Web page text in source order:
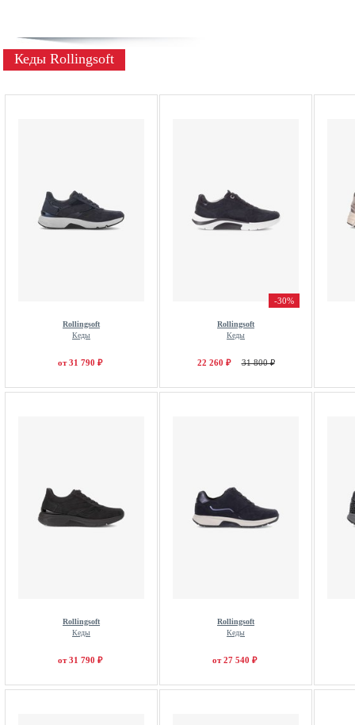
Кеды Rollingsoft
Rollingsoft
Кеды
от 31 790 ₽
-30%
Rollingsoft
Кеды
22 260 ₽ 31 800 ₽
Rollingsoft
Кеды
от 31 790 ₽
Rollingsoft
Кеды
от 27 540 ₽